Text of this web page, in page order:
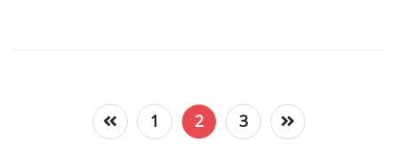
Seitennummerierung
1 2 3